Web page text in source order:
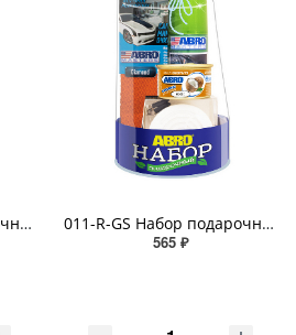
008-R-GS Набор подарочный универсальный № 8 ABRO
011-R-GS Набор подарочный летний ABRO
565 ₽